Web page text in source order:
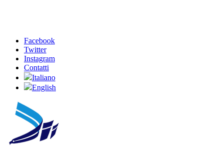
Facebook
Twitter
Instagram
Contatti
Italiano
English